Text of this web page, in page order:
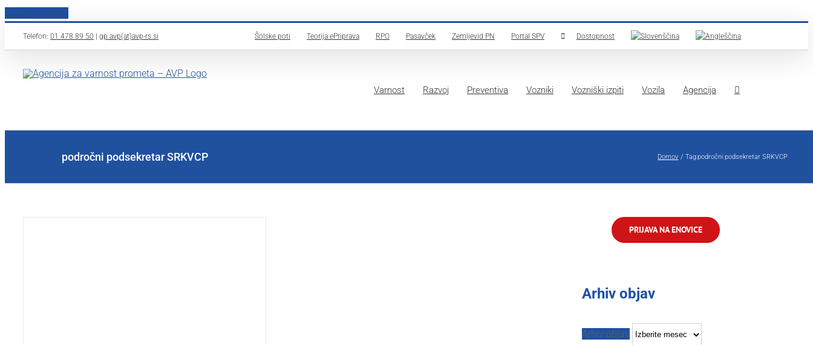
Telefon: 01 478 89 50 gp.avp(at)avp-rs.si Šolske poti Teorija ePriprava RPO Pasavček Zemljevid PN Portal SPV Dostopnost
Varnost Razvoj Preventiva Vozniki Vozniški izpiti Vozila Agencija
področni podsekretar SRKVCP Domov Tag:področni podsekretar SRKVCP
PRIJAVA NA ENOVICE
Arhiv objav
Arhiv objav